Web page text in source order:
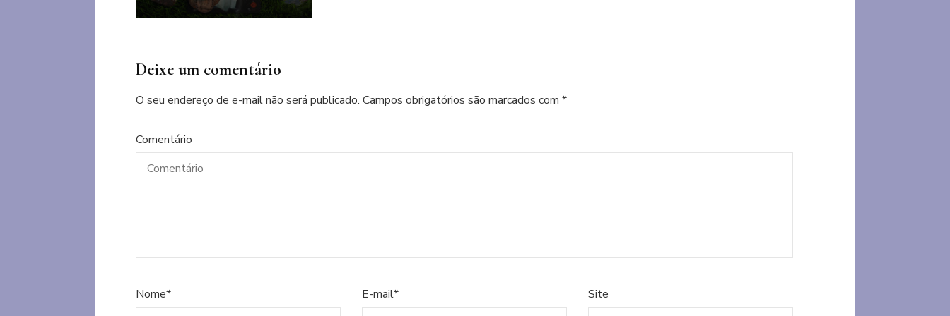
Deixe um comentário
O seu endereço de e-mail não será publicado. Campos obrigatórios são marcados com *
Comentário
Nome* E-mail* Site